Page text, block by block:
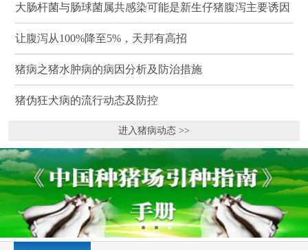
大肠杆菌与肠球菌属共感染可能是新生仔猪腹泻主要诱因
让腹泻从100%降至5%，天邦有高招
猪病之猪水肿病的病因分析及防治措施
猪伪狂犬病的流行动态及防控
进入猪病动态 >>